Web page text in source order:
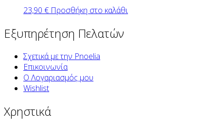
23,90 € Προσθήκη στο καλάθι
Εξυπηρέτηση Πελατών
Σχετικά με την Pnoelia
Επικοινωνία
Ο Λογαριασμός μου
Wishlist
Χρηστικά